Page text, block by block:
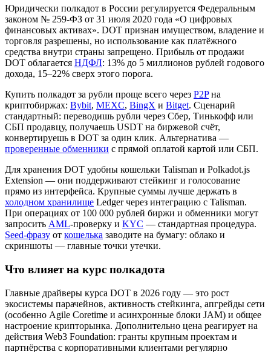
Юридически полкадот в России регулируется Федеральным
законом № 259-ФЗ от 31 июля 2020 года «О цифровых
финансовых активах». DOT признан имуществом, владение и
торговля разрешены, но использование как платёжного
средства внутри страны запрещено. Прибыль от продажи
DOT облагается НДФЛ: 13% до 5 миллионов рублей годового
дохода, 15–22% сверх этого порога.
Купить полкадот за рубли проще всего через P2Pна
криптобиржах: Bybit, MEXC, BingX и Bitget. Сценарий
стандартный: переводишь рубли через Сбер, Тинькофф или
СБП продавцу, получаешь USDT на биржевой счёт,
конвертируешь в DOT за один клик. Альтернатива —
проверенные обменники с прямой оплатой картой или СБП.
Для хранения DOT удобны кошельки Talisman и Polkadot.js
Extension — они поддерживают стейкинг и голосование
прямо из интерфейса. Крупные суммы лучше держать в
холодном хранилище Ledger через интеграцию с Talisman.
При операциях от 100 000 рублей биржи и обменники могут
запросить AML-проверку и KYC — стандартная процедура.
Seed-фразу от кошелька заводите на бумагу: облако и
скриншоты — главные точки утечки.
Что влияет на курс полкадота
Главные драйверы курса DOT в 2026 году — это рост
экосистемы парачейнов, активность стейкинга, апгрейды сети
(особенно Agile Coretime и асинхронные блоки JAM) и общее
настроение крипторынка. Дополнительно цена реагирует на
действия Web3 Foundation: гранты крупным проектам и
партнёрства с корпоративными клиентами регулярно